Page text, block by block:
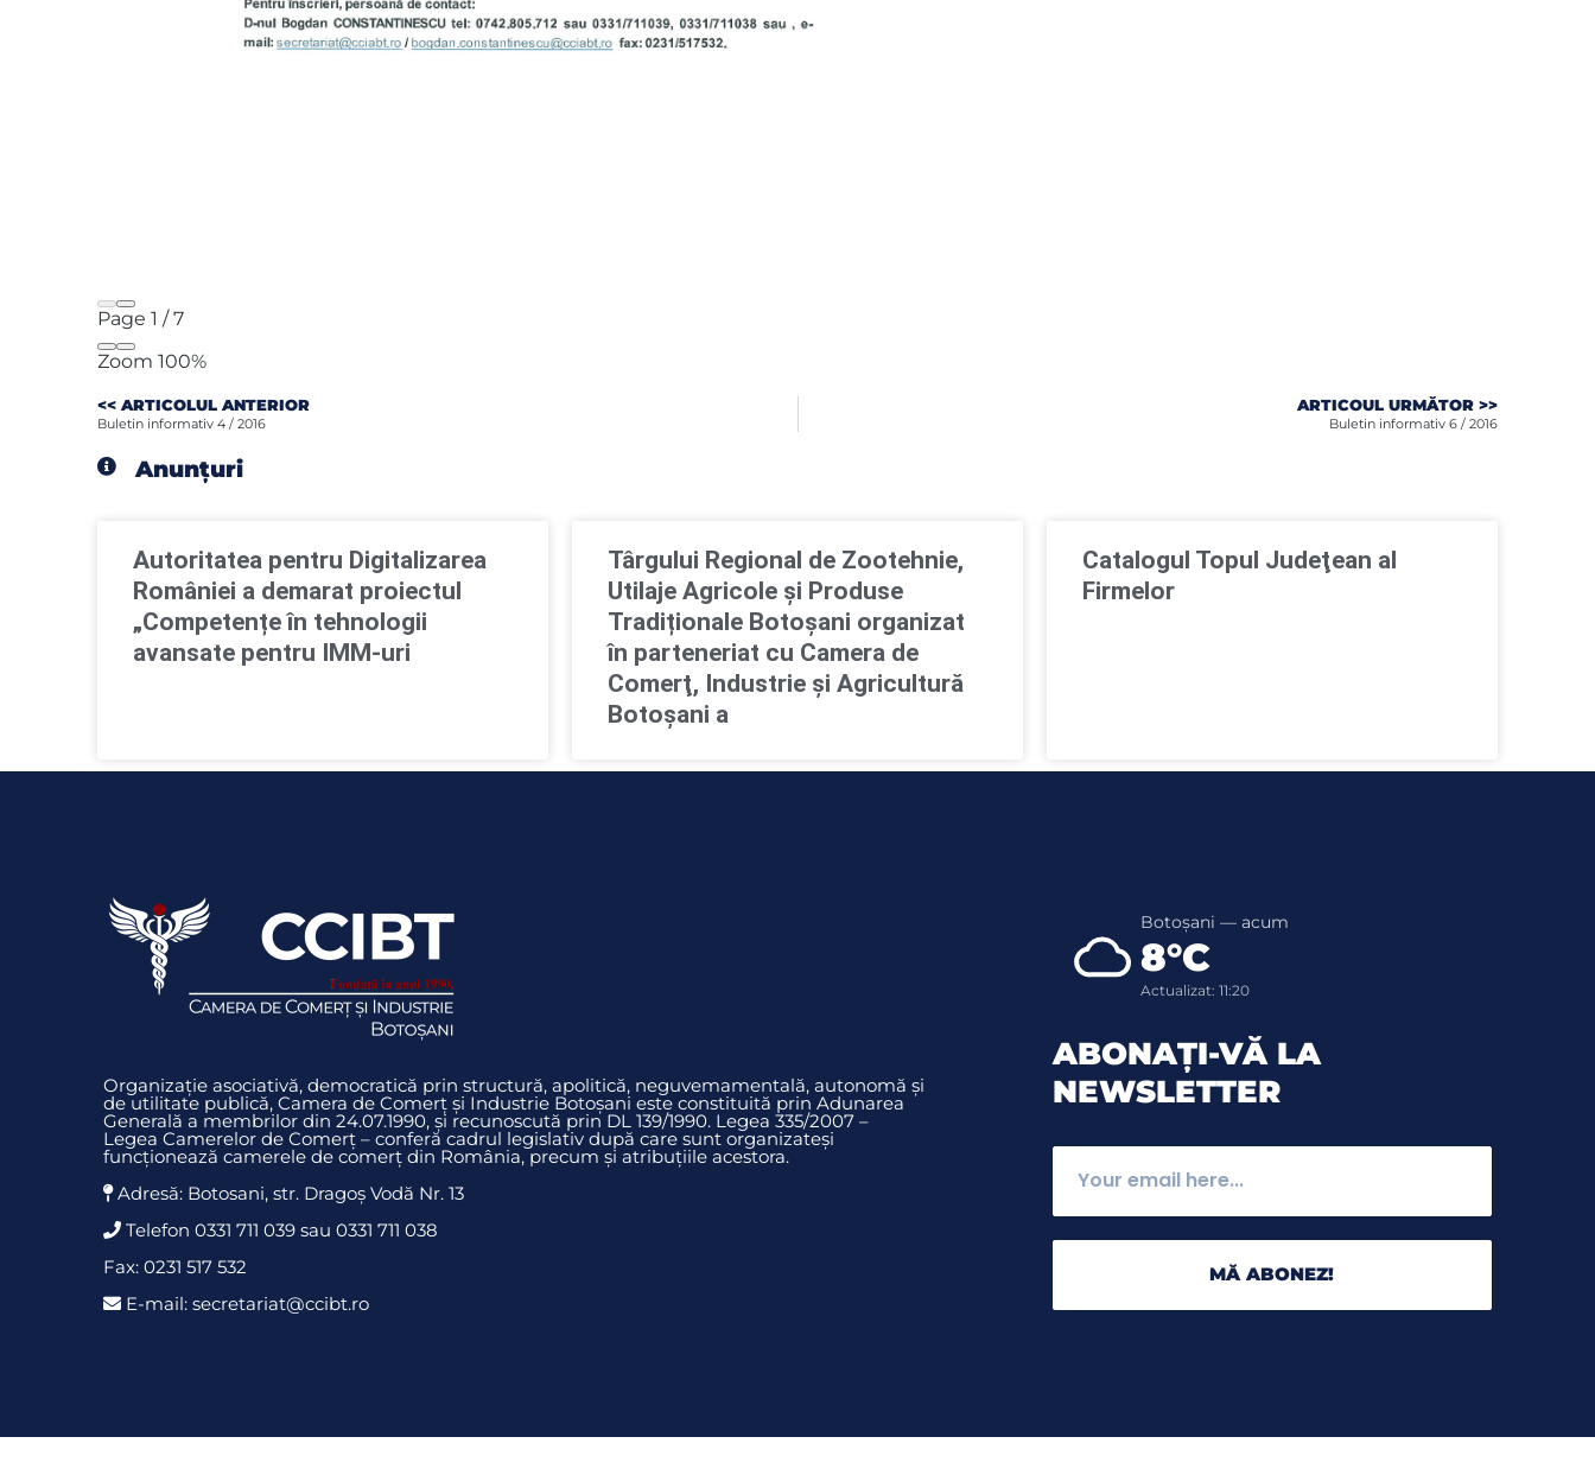
Page 1 /7
Zoom 100%
<< ARTICOLUL ANTERIOR
Buletin informativ 4 / 2016
ARTICOUL URMĂTOR >>
Buletin informativ 6 / 2016
Anunțuri
Autoritatea pentru Digitalizarea
României a demarat proiectul
„Competențe în tehnologii
avansate pentru IMM-uri
Târgului Regional de Zootehnie,
Utilaje Agricole și Produse
Tradiționale Botoșani organizat
în parteneriat cu Camera de
Comerţ, Industrie şi Agricultură
Botoşani a
Catalogul Topul Judeţean al
Firmelor
Organizație asociativă, democratică prin structură, apolitică, neguvemamentală, autonomă și
de utilitate publică, Camera de Comerț și Industrie Botoșani este constituită prin Adunarea
Generală a membrilor din 24.07.1990, și recunoscută prin DL 139/1990. Legea 335/2007 –
Legea Camerelor de Comerț – conferă cadrul legislativ după care sunt organizateși
funcționează camerele de comerț din România, precum și atribuțiile acestora.
Adresă: Botosani, str. Dragoş Vodă Nr. 13
Telefon 0331 711 039 sau 0331 711 038
Fax: 0231 517 532
E-mail: secretariat@ccibt.ro
Botoșani — acum
8°C
Actualizat: 11:20
ABONAȚI-VĂ LA
NEWSLETTER
MĂ ABONEZ!